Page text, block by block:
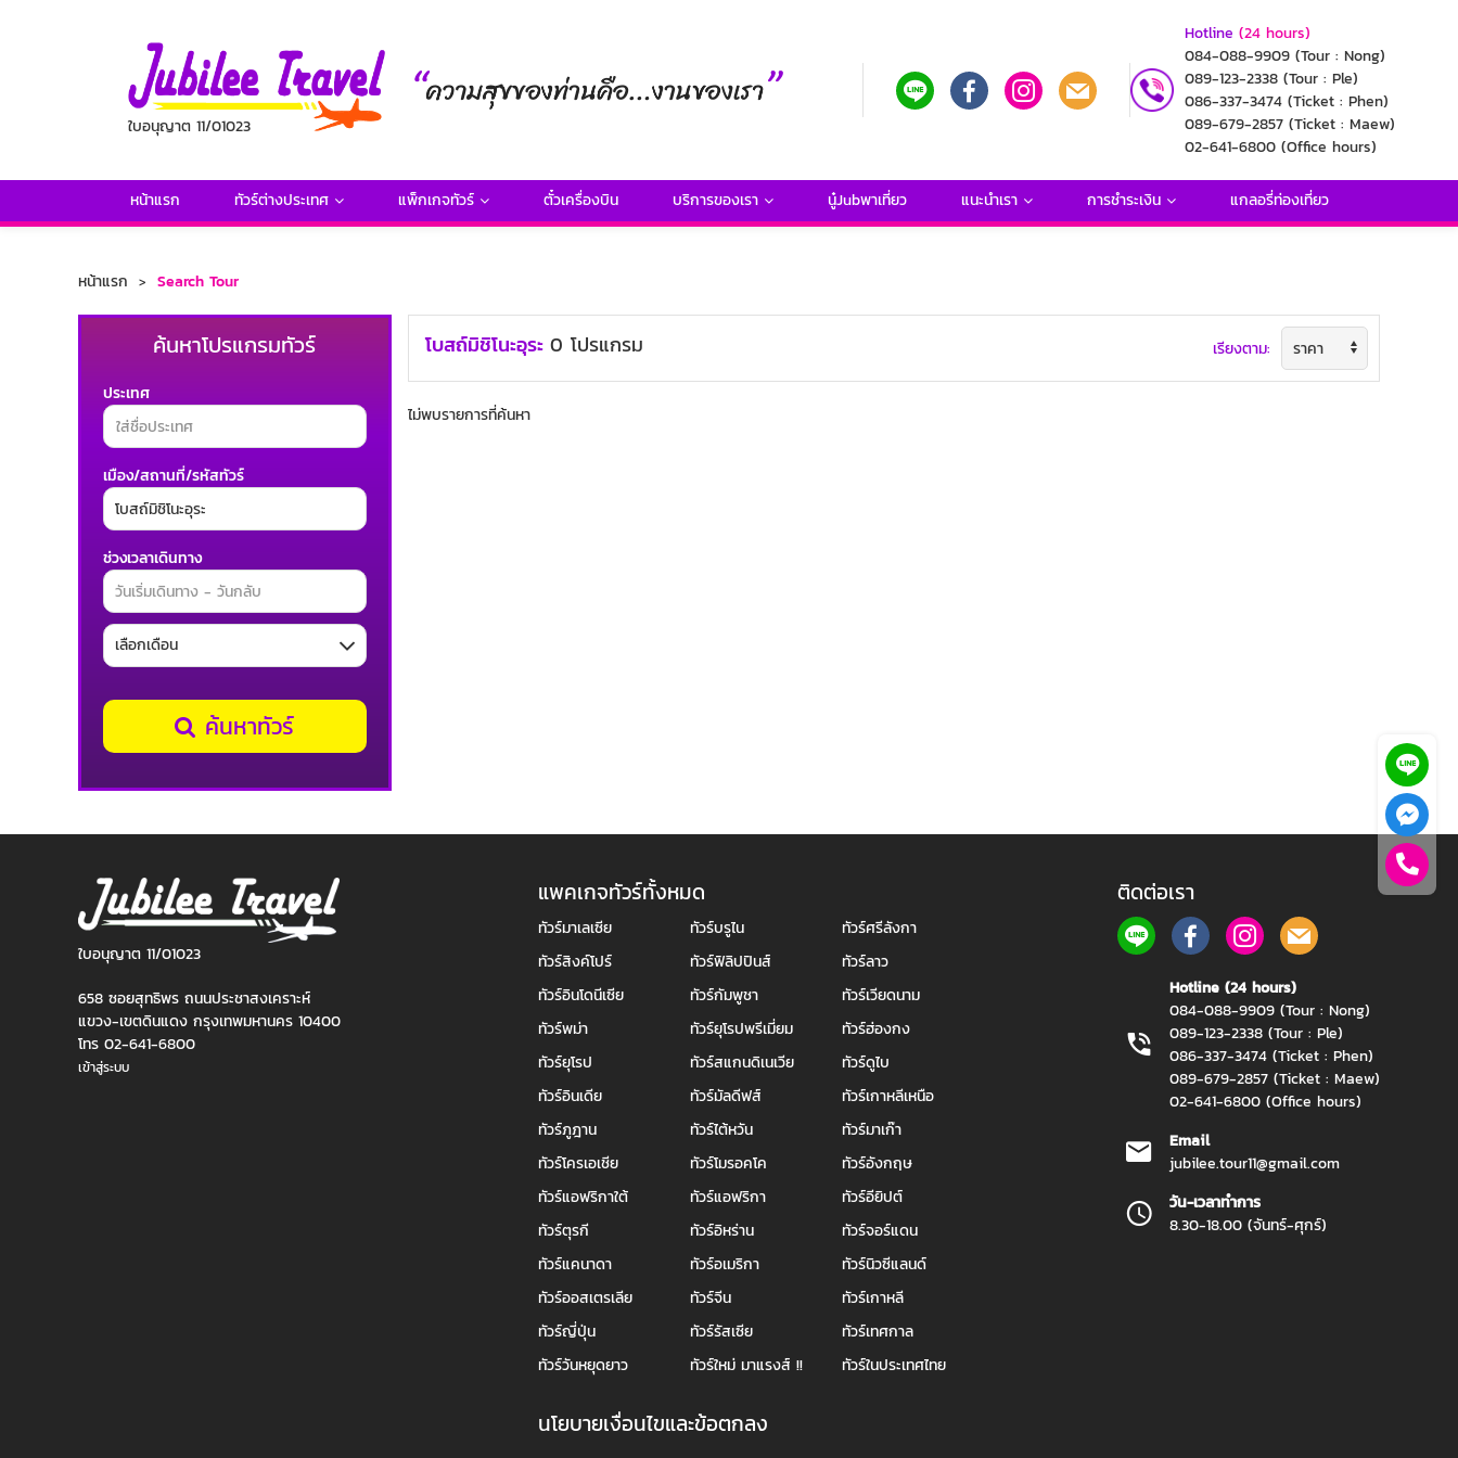
ใบอนุญาต 11/01023
Hotline (24 hours)
084-088-9909 (Tour : Nong)
089-123-2338 (Tour : Ple)
086-337-3474 (Ticket : Phen)
089-679-2857 (Ticket : Maew)
02-641-6800 (Office hours)
หน้าแรก ทัวร์ต่างประเทศ แพ็กเกจทัวร์ ตั๋วเครื่องบิน บริการของเรา นู๋Jubพาเที่ยว แนะนำเรา การชำระเงิน แกลอรี่ท่องเที่ยว
หน้าแรก Search Tour
ค้นหาโปรแกรมทัวร์
ประเทศ
ช่วงเวลาเดินทาง
เมือง/สถานที่/รหัสทัวร์
ค้นหาทัวร์
โบสถ์มิชิโนะอุระ 0 โปรแกรม เรียงตาม:
ไม่พบรายการที่ค้นหา
ใบอนุญาต 11/01023
658 ซอยสุทธิพร ถนนประชาสงเคราะห์
แขวง-เขตดินแดง กรุงเทพมหานคร 10400
โทร 02-641-6800
เข้าสู่ระบบ
แพคเกจทัวร์ทั้งหมด
ทัวร์มาเลเซีย ทัวร์บรูไน
ทัวร์ศรีลังกา
ทัวร์สิงค์โปร์
ทัวร์ฟิลิปปินส์
ทัวร์ลาว
ทัวร์อินโดนีเซีย
ทัวร์กัมพูชา
ทัวร์เวียดนาม
ทัวร์พม่า
ทัวร์ยุโรปพรีเมี่ยม
ทัวร์ฮ่องกง
ทัวร์ยุโรป
ทัวร์สแกนดิเนเวีย
ทัวร์ดูไบ
ทัวร์อินเดีย
ทัวร์มัลดีฟส์
ทัวร์เกาหลีเหนือ
ทัวร์ภูฎาน
ทัวร์ไต้หวัน
ทัวร์มาเก๊า
ทัวร์โครเอเชีย
ทัวร์โมรอคโค
ทัวร์อังกฤษ
ทัวร์แอฟริกาใต้
ทัวร์แอฟริกา
ทัวร์อียิปต์
ทัวร์ตุรกี
ทัวร์อิหร่าน
ทัวร์จอร์แดน
ทัวร์แคนาดา
ทัวร์อเมริกา
ทัวร์นิวซีแลนด์
ทัวร์ออสเตรเลีย
ทัวร์จีน
ทัวร์เกาหลี
ทัวร์ญี่ปุ่น
ทัวร์รัสเซีย
ทัวร์เทศกาล
ทัวร์วันหยุดยาว
ทัวร์ใหม่ มาแรงส์ !! ทัวร์ในประเทศไทย
นโยบายเงื่อนไขและข้อตกลง
ติดต่อเรา
Hotline (24 hours)
084-088-9909 (Tour : Nong)
089-123-2338 (Tour : Ple)
086-337-3474 (Ticket : Phen)
089-679-2857 (Ticket : Maew)
02-641-6800 (Office hours)
Email
jubilee.tour11@gmail.com
วัน-เวลาทำการ
8.30-18.00 (จันทร์-ศุกร์)